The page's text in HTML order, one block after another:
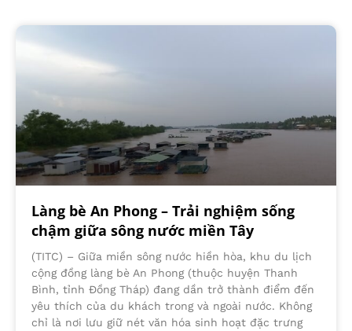
Làng bè An Phong – Trải nghiệm sống
chậm giữa sông nước miền Tây
(TITC) – Giữa miền sông nước hiền hòa, khu du lịch
cộng đồng làng bè An Phong (thuộc huyện Thanh
Bình, tỉnh Đồng Tháp) đang dần trở thành điểm đến
yêu thích của du khách trong và ngoài nước. Không
chỉ là nơi lưu giữ nét văn hóa sinh hoạt đặc trưng